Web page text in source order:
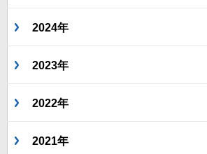
2024年
2023年
2022年
2021年